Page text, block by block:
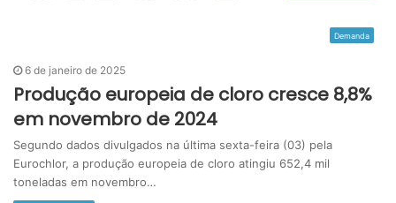
Demanda
6 de janeiro de 2025
Produção europeia de cloro cresce 8,8%
em novembro de 2024
Segundo dados divulgados na última sexta-feira (03) pela
Eurochlor, a produção europeia de cloro atingiu 652,4 mil
toneladas em novembro…